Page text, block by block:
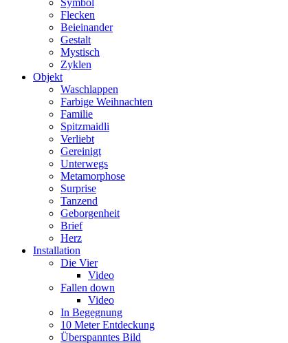
Symbol
Flecken
Beieinander
Gestalt
Mystisch
Zyklen
Objekt
Waschlappen
Farbige Weihnachten
Familie
Spitzmaidli
Verliebt
Gereinigt
Unterwegs
Metamorphose
Surprise
Tanzend
Geborgenheit
Brief
Herz
Installation
Die Vier
Video
Fallen down
Video
In Begegnung
10 Meter Entdeckung
Überspanntes Bild